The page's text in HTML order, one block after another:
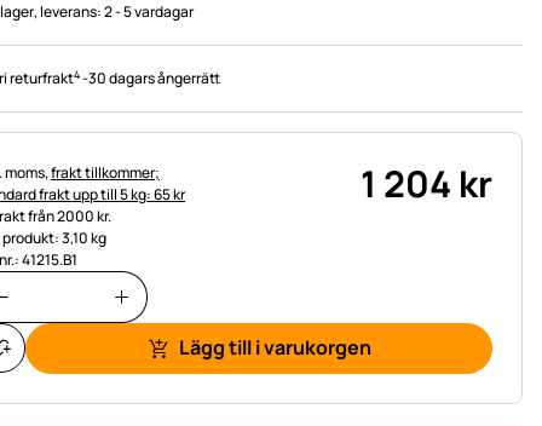
, leverans:2 - 5 vardagar
returfrakt4-30 dagars ångerrätt
moms,frakt tillkommer;
frakt upp till 5 kg: 65 kr
från 2000 kr.
3,10 kg
41215.B1
1 204 kr
Lägg till i varukorgen